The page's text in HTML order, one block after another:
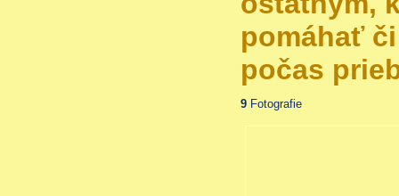
pomáhať
počas
9 Fotografie